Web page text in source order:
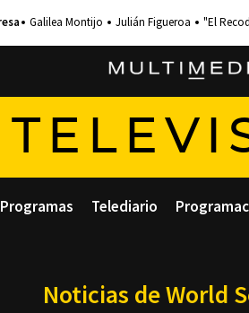
Galilea Montijo Julián Figueroa "El
Programas Telediario
Noticias de World